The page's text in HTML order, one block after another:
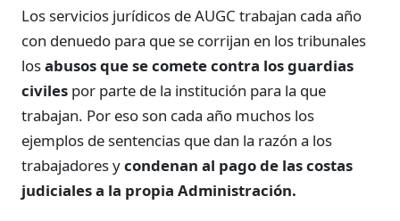
Los servicios jurídicos de AUGC trabajan cada año
con denuedo para que se corrijan en los tribunales
losabusos que se comete contra los guardias
civiles por parte de la institución para la que
trabajan. Por eso son cada año muchos los
ejemplos de sentencias que dan la razón a los
trabajadores ycondenan al pago de las costas
judiciales a la propia Administración.